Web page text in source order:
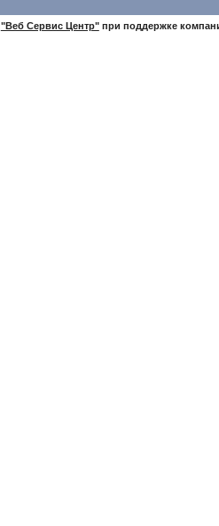
"Веб Сервис Центр"при поддержке